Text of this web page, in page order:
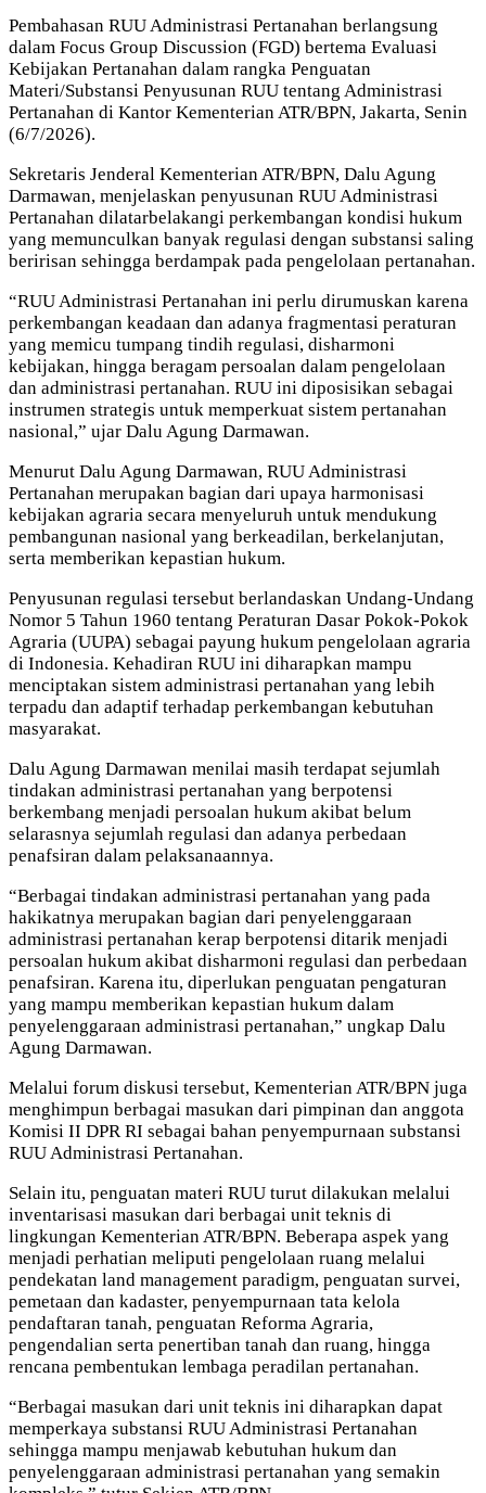
Pembahasan RUU Administrasi Pertanahan berlangsung
dalam Focus Group Discussion (FGD) bertema Evaluasi
Kebijakan Pertanahan dalam rangka Penguatan
Materi/Substansi Penyusunan RUU tentang Administrasi
Pertanahan di Kantor Kementerian ATR/BPN, Jakarta, Senin
(6/7/2026).
Sekretaris Jenderal Kementerian ATR/BPN, Dalu Agung
Darmawan, menjelaskan penyusunan RUU Administrasi
Pertanahan dilatarbelakangi perkembangan kondisi hukum
yang memunculkan banyak regulasi dengan substansi saling
beririsan sehingga berdampak pada pengelolaan pertanahan.
“RUU Administrasi Pertanahan ini perlu dirumuskan karena
perkembangan keadaan dan adanya fragmentasi peraturan
yang memicu tumpang tindih regulasi, disharmoni
kebijakan, hingga beragam persoalan dalam pengelolaan
dan administrasi pertanahan. RUU ini diposisikan sebagai
instrumen strategis untuk memperkuat sistem pertanahan
nasional,” ujar Dalu Agung Darmawan.
Menurut Dalu Agung Darmawan, RUU Administrasi
Pertanahan merupakan bagian dari upaya harmonisasi
kebijakan agraria secara menyeluruh untuk mendukung
pembangunan nasional yang berkeadilan, berkelanjutan,
serta memberikan kepastian hukum.
Penyusunan regulasi tersebut berlandaskan Undang-Undang
Nomor 5 Tahun 1960 tentang Peraturan Dasar Pokok-Pokok
Agraria (UUPA) sebagai payung hukum pengelolaan agraria
di Indonesia. Kehadiran RUU ini diharapkan mampu
menciptakan sistem administrasi pertanahan yang lebih
terpadu dan adaptif terhadap perkembangan kebutuhan
masyarakat.
Dalu Agung Darmawan menilai masih terdapat sejumlah
tindakan administrasi pertanahan yang berpotensi
berkembang menjadi persoalan hukum akibat belum
selarasnya sejumlah regulasi dan adanya perbedaan
penafsiran dalam pelaksanaannya.
“Berbagai tindakan administrasi pertanahan yang pada
hakikatnya merupakan bagian dari penyelenggaraan
administrasi pertanahan kerap berpotensi ditarik menjadi
persoalan hukum akibat disharmoni regulasi dan perbedaan
penafsiran. Karena itu, diperlukan penguatan pengaturan
yang mampu memberikan kepastian hukum dalam
penyelenggaraan administrasi pertanahan,” ungkap Dalu
Agung Darmawan.
Melalui forum diskusi tersebut, Kementerian ATR/BPN juga
menghimpun berbagai masukan dari pimpinan dan anggota
Komisi II DPR RI sebagai bahan penyempurnaan substansi
RUU Administrasi Pertanahan.
Selain itu, penguatan materi RUU turut dilakukan melalui
inventarisasi masukan dari berbagai unit teknis di
lingkungan Kementerian ATR/BPN. Beberapa aspek yang
menjadi perhatian meliputi pengelolaan ruang melalui
pendekatan land management paradigm, penguatan survei,
pemetaan dan kadaster, penyempurnaan tata kelola
pendaftaran tanah, penguatan Reforma Agraria,
pengendalian serta penertiban tanah dan ruang, hingga
rencana pembentukan lembaga peradilan pertanahan.
“Berbagai masukan dari unit teknis ini diharapkan dapat
memperkaya substansi RUU Administrasi Pertanahan
sehingga mampu menjawab kebutuhan hukum dan
penyelenggaraan administrasi pertanahan yang semakin